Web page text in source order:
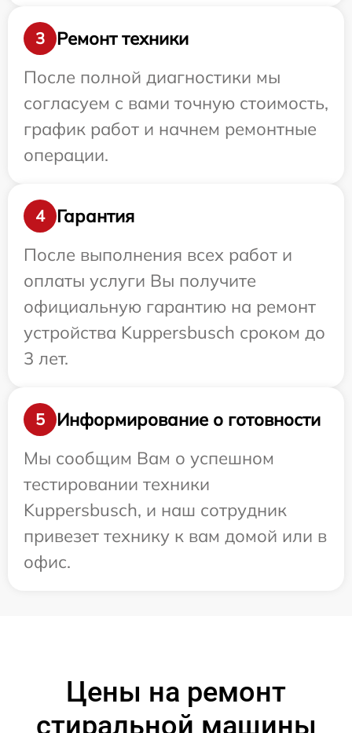
3
Ремонт техники
После полной диагностики мы
согласуем с вами точную стоимость,
график работ и начнем ремонтные
операции.
4
Гарантия
После выполнения всех работ и
оплаты услуги Вы получите
официальную гарантию на ремонт
устройства Kuppersbusch сроком до
3 лет.
5
Информирование о готовности
Мы сообщим Вам о успешном
тестировании техники
Kuppersbusch, и наш сотрудник
привезет технику к вам домой или в
офис.
Цены на ремонт
стиральной машины